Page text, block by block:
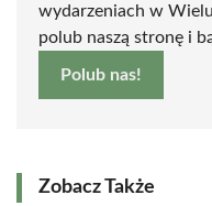
wydarzeniach w
polub naszą stronę i
Polub nas!
Zobacz Także